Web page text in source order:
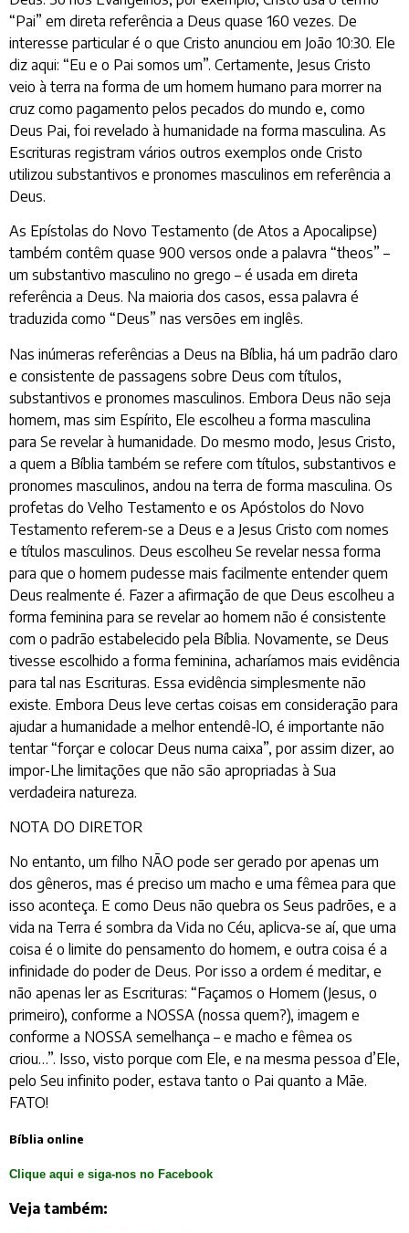
“Pai” em direta referência a Deus quase 160 vezes. De
interesse particular é o que Cristo anunciou em João 10:30. Ele
diz aqui: “Eu e o Pai somos um”. Certamente, Jesus Cristo
veio à terra na forma de um homem humano para morrer na
cruz como pagamento pelos pecados do mundo e, como
Deus Pai, foi revelado à humanidade na forma masculina. As
Escrituras registram vários outros exemplos onde Cristo
utilizou substantivos e pronomes masculinos em referência a
Deus.
As Epístolas do Novo Testamento (de Atos a Apocalipse)
também contêm quase 900 versos onde a palavra “theos” –
um substantivo masculino no grego – é usada em direta
referência a Deus. Na maioria dos casos, essa palavra é
traduzida como “Deus” nas versões em inglês.
Nas inúmeras referências a Deus na Bíblia, há um padrão claro
e consistente de passagens sobre Deus com títulos,
substantivos e pronomes masculinos. Embora Deus não seja
homem, mas sim Espírito, Ele escolheu a forma masculina
para Se revelar à humanidade. Do mesmo modo, Jesus Cristo,
a quem a Bíblia também se refere com títulos, substantivos e
pronomes masculinos, andou na terra de forma masculina. Os
profetas do Velho Testamento e os Apóstolos do Novo
Testamento referem-se a Deus e a Jesus Cristo com nomes
e títulos masculinos. Deus escolheu Se revelar nessa forma
para que o homem pudesse mais facilmente entender quem
Deus realmente é. Fazer a afirmação de que Deus escolheu a
forma feminina para se revelar ao homem não é consistente
com o padrão estabelecido pela Bíblia. Novamente, se Deus
tivesse escolhido a forma feminina, acharíamos mais evidência
para tal nas Escrituras. Essa evidência simplesmente não
existe. Embora Deus leve certas coisas em consideração para
ajudar a humanidade a melhor entendê-lO, é importante não
tentar “forçar e colocar Deus numa caixa”, por assim dizer, ao
impor-Lhe limitações que não são apropriadas à Sua
verdadeira natureza.
NOTA DO DIRETOR
No entanto, um filho NÃO pode ser gerado por apenas um
dos gêneros, mas é preciso um macho e uma fêmea para que
isso aconteça. E como Deus não quebra os Seus padrões, e a
vida na Terra é sombra da Vida no Céu, aplicva-se aí, que uma
coisa é o limite do pensamento do homem, e outra coisa é a
infinidade do poder de Deus. Por isso a ordem é meditar, e
não apenas ler as Escrituras: “Façamos o Homem (Jesus, o
primeiro), conforme a NOSSA (nossa quem?), imagem e
conforme a NOSSA semelhança – e macho e fêmea os
criou…”. Isso, visto porque com Ele, e na mesma pessoa d’Ele,
pelo Seu infinito poder, estava tanto o Pai quanto a Mãe.
FATO!
Bíblia online
Clique aqui e siga-nos no Facebook
Veja também: